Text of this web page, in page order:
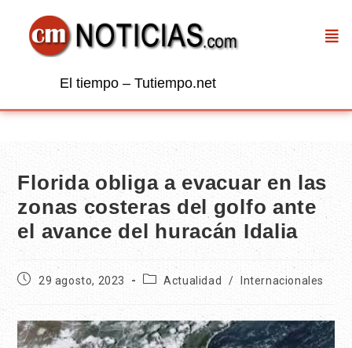
El tiempo – Tutiempo.net
Florida obliga a evacuar en las
zonas costeras del golfo ante
el avance del huracán Idalia
29 agosto, 2023 Actualidad / Internacionales